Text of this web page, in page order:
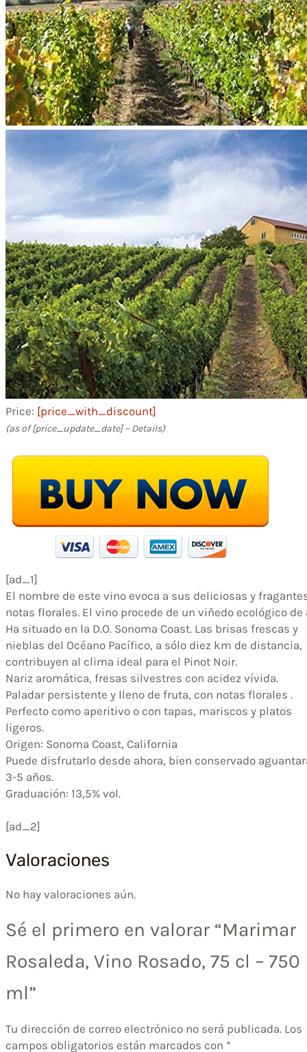
Price: [price_with_discount]
(as of [price_update_date] – Details)
[ad_1]
El nombre de este vino evoca a sus deliciosas y
notas florales. El vino procede de un viñedo ecológico de
Ha situado en la D.O. Sonoma Coast. Las brisas frescas y
nieblas del Océano Pacífico, a sólo diez km de distancia,
contribuyen al clima ideal para el Pinot Noir.
Nariz aromática, fresas silvestres con acidez vívida.
Paladar persistente y lleno de fruta, con notas florales .
Perfecto como aperitivo o con tapas, mariscos y platos
ligeros.
Origen: Sonoma Coast, California
Puede disfrutarlo desde ahora, bien conservado
3-5 años.
Graduación: 13,5% vol.
[ad_2]
Valoraciones
No hay valoraciones aún.
Sé el primero en valorar “Marimar
Rosaleda, Vino Rosado, 75 cl – 750
ml”
Tu dirección de correo electrónico no será publicada. Los
campos obligatorios están marcados con *